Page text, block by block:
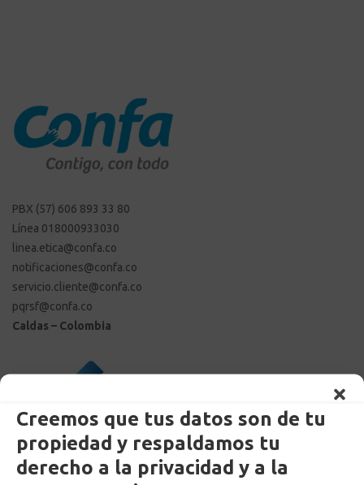
Creemos que tus datos son de tu
propiedad y respaldamos tu
derecho a la privacidad y a la
PBX (57) 606 893 33 80
Línea 018000933030
linea.etica@confa.co
notificaciones@confa.co
servicio.cliente@confa.co
pqrsf@confa.co
Caldas – Colombia